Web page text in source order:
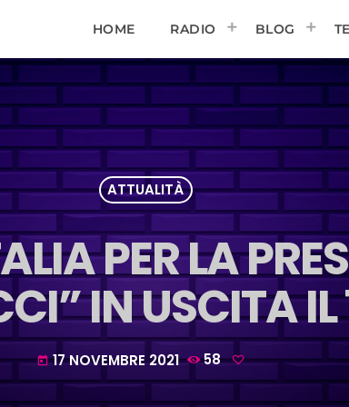
HOME RADIO BLOG
ATTUALITÀ
PER LA
IN USCITA
today 17 NOVEMBRE 2021 58